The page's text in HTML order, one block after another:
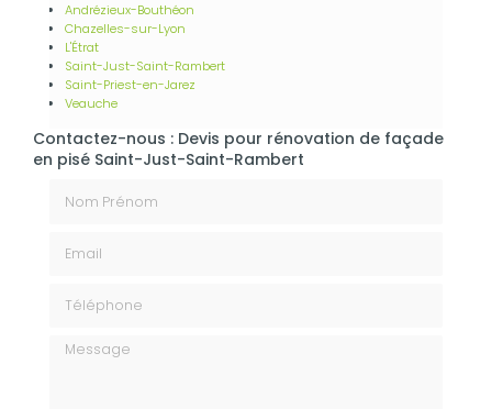
Andrézieux-Bouthéon
Chazelles-sur-Lyon
L'Étrat
Saint-Just-Saint-Rambert
Saint-Priest-en-Jarez
Veauche
Contactez-nous : Devis pour rénovation de façade
en pisé Saint-Just-Saint-Rambert
Message